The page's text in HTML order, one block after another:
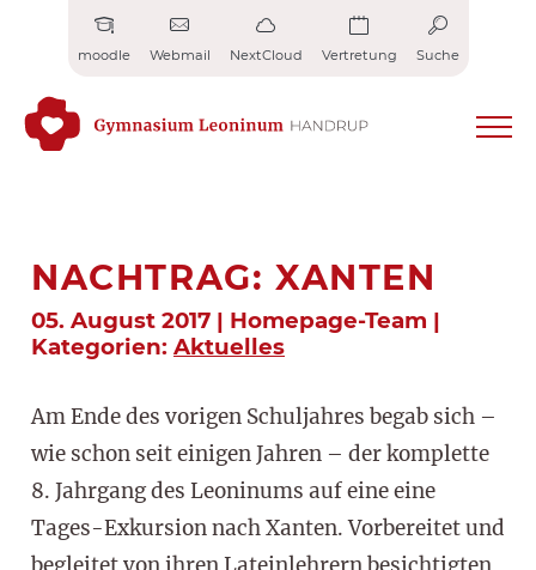
moodle Webmail NextCloud Vertretung Suche
NACHTRAG: XANTEN
05. August 2017 | Homepage-Team |
Kategorien: Aktuelles
Am Ende des vorigen Schuljahres begab sich –
wie schon seit einigen Jahren – der komplette
8. Jahrgang des Leoninums auf eine eine
Tages-Exkursion nach Xanten. Vorbereitet und